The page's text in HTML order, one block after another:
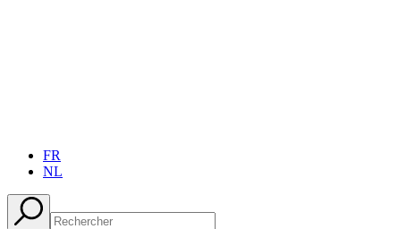
FR
NL